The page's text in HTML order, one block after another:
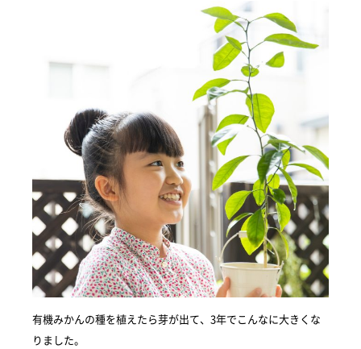
有機みかんの種を植えたら芽が出て、3年でこんなに大きくな
りました。